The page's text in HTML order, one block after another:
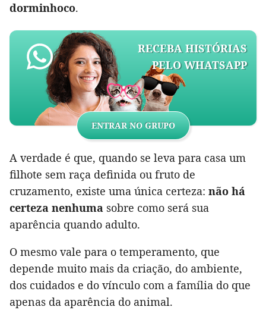
dorminhoco.
RECEBA HISTÓRIAS
PELO WHATSAPP
ENTRAR NO GRUPO
A verdade é que, quando se leva para casa um
filhote sem raça definida ou fruto de
cruzamento, existe uma única certeza: não há
certeza nenhuma sobre como será sua
aparência quando adulto.
O mesmo vale para o temperamento, que
depende muito mais da criação, do ambiente,
dos cuidados e do vínculo com a família do que
apenas da aparência do animal.